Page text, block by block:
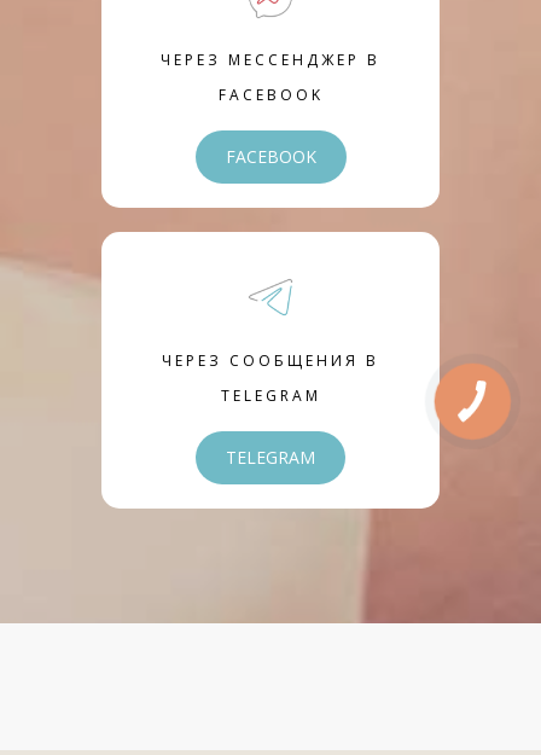
ЧЕРЕЗ МЕССЕНДЖЕР В
FACEBOOK
FACEBOOK
ЧЕРЕЗ СООБЩЕНИЯ В
TELEGRAM
TELEGRAM